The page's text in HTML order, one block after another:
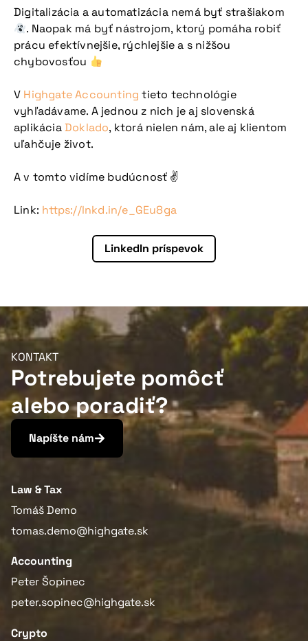
Digitalizácia a automatizácia nemá byť strašiakom
. Naopak má byť nástrojom, ktorý pomáha robiť
prácu efektívnejšie, rýchlejšie a s nižšou
chybovosťou
V Highgate Accounting tieto technológie
vyhľadávame. A jednou z nich je aj slovenská
aplikáciaDoklado, ktorá nielen nám, ale aj klientom
uľahčuje život.
A v tomto vidíme budúcnosť ✌
Link: https://lnkd.in/e_GEu8ga
LinkedIn príspevok
KONTAKT
Potrebujete pomôcť
alebo poradiť?
Napíšte nám
Law & Tax
Tomáš Demo
tomas.demo@highgate.sk
Accounting
Peter Šopinec
peter.sopinec@highgate.sk
Crypto
Nepremeškajte
našu pripravovanú
Viac informácií